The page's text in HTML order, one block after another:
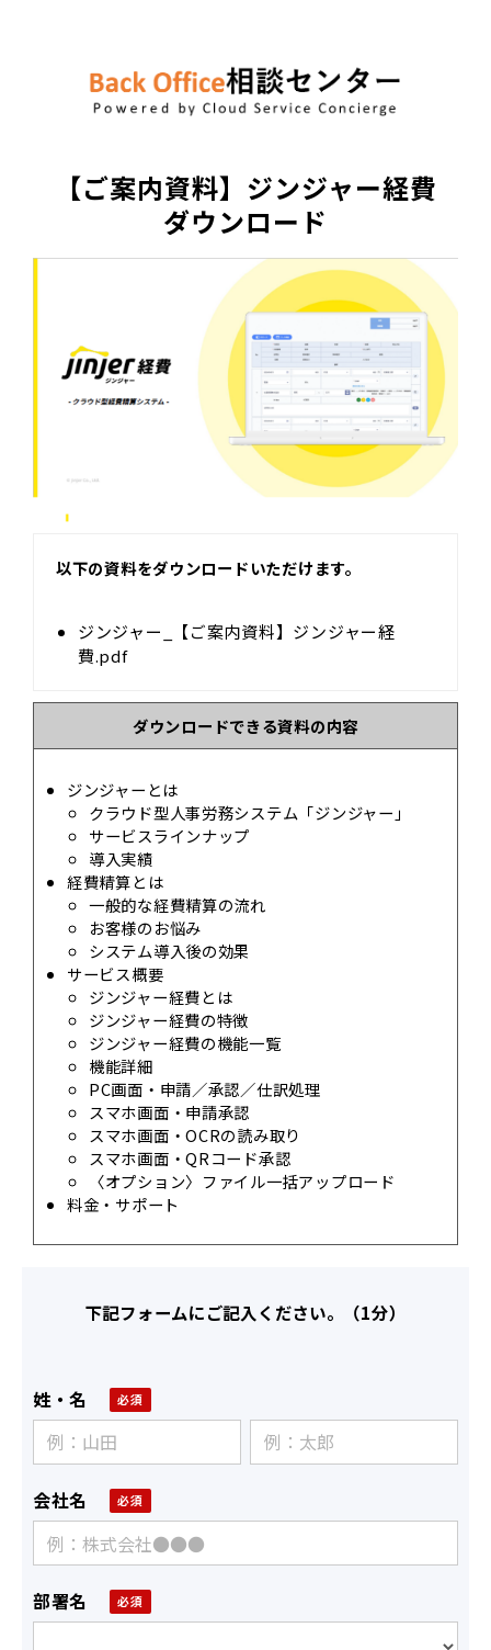
【ご案内資料】ジンジャー経費
ダウンロード
以下の資料をダウンロードいただけます。
ジンジャー_【ご案内資料】ジンジャー経
費.pdf
ダウンロードできる資料の内容
ジンジャーとは
クラウド型⼈事労務システム「ジンジャー」
サービスラインナップ
導入実績
経費精算とは
一般的な経費精算の流れ
お客様のお悩み
システム導入後の効果
サービス概要
ジンジャー経費とは
ジンジャー経費の特徴
ジンジャー経費の機能一覧
機能詳細
PC画面・申請／承認／仕訳処理
スマホ画面・申請承認
スマホ画面・OCRの読み取り
スマホ画面・QRコード承認
〈オプション〉ファイル⼀括アップロード
料金・サポート
下記フォームにご記入ください。（1分）
姓・名
会社名
部署名